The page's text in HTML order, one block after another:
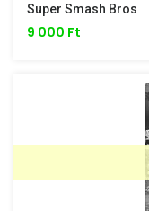
Super Smash Bros
9 000 Ft